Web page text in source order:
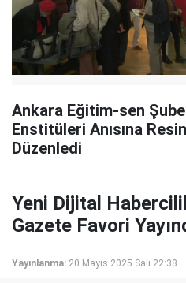
Ankara Eğitim-sen
Enstitüleri Anısına
Düzenledi
Yeni Dijital
Gazete Favori
Yayınlanma: 20 Mayıs 2025 Salı 22:38